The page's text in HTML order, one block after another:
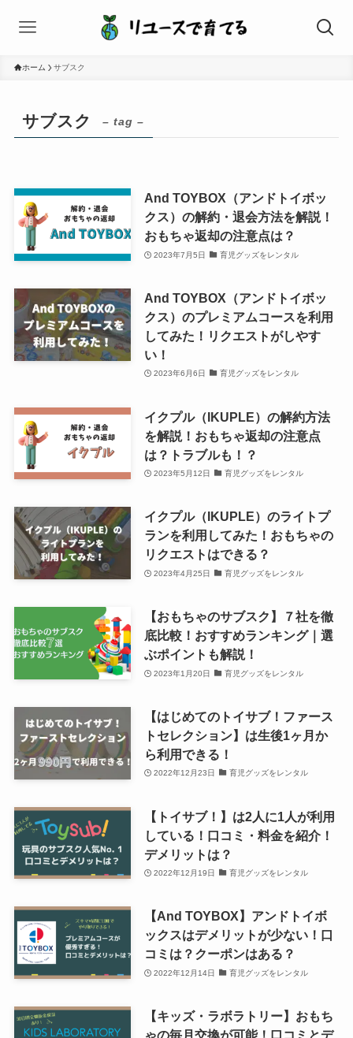
ホーム サブスク
サブスク – tag –
And TOYBOX（アンドトイボッ
クス）の解約・退会方法を解説！
おもちゃ返却の注意点は？
2023年7月5日 育児グッズをレンタル
And TOYBOX（アンドトイボッ
クス）のプレミアムコースを利用
してみた！リクエストがしやす
い！
2023年6月6日 育児グッズをレンタル
イクプル（IKUPLE）の解約方法
を解説！おもちゃ返却の注意点
は？トラブルも！？
2023年5月12日 育児グッズをレンタル
イクプル（IKUPLE）のライトプ
ランを利用してみた！おもちゃの
リクエストはできる？
2023年4月25日 育児グッズをレンタル
【おもちゃのサブスク】７社を徹
底比較！おすすめランキング｜選
ぶポイントも解説！
2023年1月20日 育児グッズをレンタル
【はじめてのトイサブ！ファース
トセレクション】は生後1ヶ月か
ら利用できる！
2022年12月23日 育児グッズをレンタル
【トイサブ！】は2人に1人が利用
している！口コミ・料金を紹介！
デメリットは？
2022年12月19日 育児グッズをレンタル
【And TOYBOX】アンドトイボ
ックスはデメリットが少ない！口
コミは？クーポンはある？
2022年12月14日 育児グッズをレンタル
【キッズ・ラボラトリー】おもち
ゃの毎月交換が可能！口コミとデ